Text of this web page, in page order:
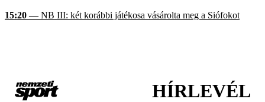
15:20 — NB III: két korábbi játékosa vásárolta meg a Siófokot
HÍRLEVÉL